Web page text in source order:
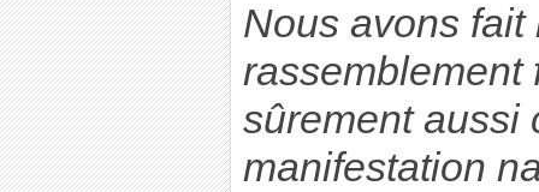
Nous avons fait
rassemblement
sûrement aussi
manifestation